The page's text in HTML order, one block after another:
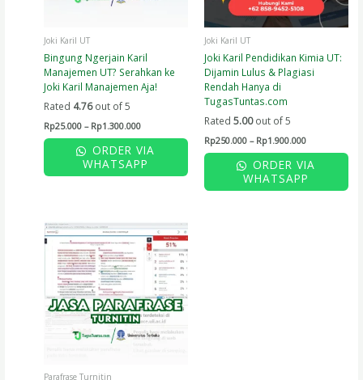
Joki Karil UT
Bingung Ngerjain Karil
Manajemen UT? Serahkan ke
Joki Karil Manajemen Aja!
Rated 4.76out of 5
Rp25.000 – Rp1.300.000
the
product
page
ORDER VIA
WHATSAPP
Joki Karil UT
Joki Karil Pendidikan Kimia UT:
Dijamin Lulus & Plagiasi
Rendah Hanya di
TugasTuntas.com
Rated 5.00out of 5
Rp250.000 – Rp1.900.000
chosen
product
page
ORDER VIA
WHATSAPP
Parafrase Turnitin